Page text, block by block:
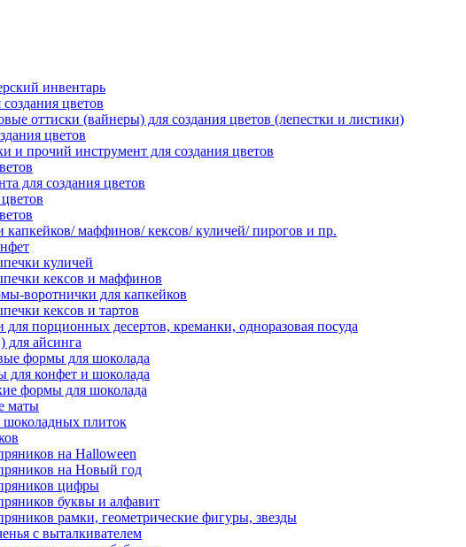
инвентарь
цветов
оттиски (вайнеры) для создания цветов (лепестки и листики)
цветов
и прочий инструмент для создания цветов
для создания цветов
маффинов/ кексов/ куличей/ пирогов и пр.
куличей
кексов и маффинов
воротнички для капкейков
кексов и тартов
для порционных десертов, креманки, одноразовая посуда
айсинга
формы для шоколада
конфет и шоколада
формы для шоколада
маты
плиток
на Halloween
на Новый год
цифры
буквы и алфавит
рамки, геометрические фигуры, звезды
с выталкивателем